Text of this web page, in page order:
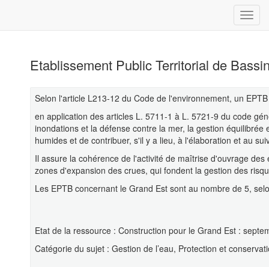
Etablissement Public Territorial de
Selon l'article L213-12 du Code de l'environnement, un
en application des articles L. 5711-1 à L. 5721-9 du code
inondations et la défense contre la mer, la gestion
humides et de contribuer, s'il y a lieu, à l'élaboration et au
Il assure la cohérence de l'activité de maîtrise d'ouvrage
zones d'expansion des crues, qui fondent la gestion des
Les EPTB concernant le Grand Est sont au nombre de 5,
Etat de la ressource : Construction pour le Grand Est :
Catégorie du sujet : Gestion de l’eau, Protection et